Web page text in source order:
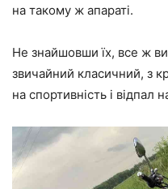
на такому ж апараті.
Не знайшовши їх, все ж
звичайний класичний, з
на спортивність і відпал